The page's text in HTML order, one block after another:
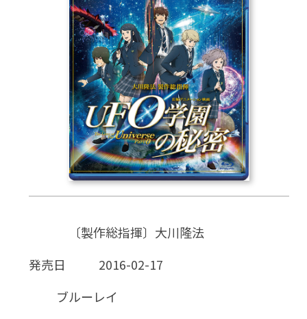
CD
DVD・ブルーレイ
雑貨
外国語
〔製作総指揮〕大川隆法
発売日
2016-02-17
ブルーレイ